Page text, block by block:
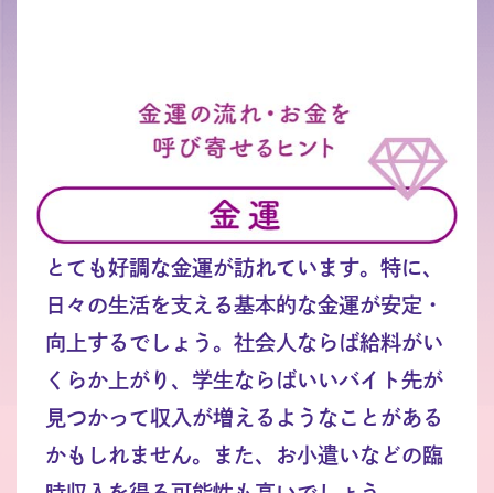
とても好調な金運が訪れています。特に、
日々の生活を支える基本的な金運が安定・
向上するでしょう。社会人ならば給料がい
くらか上がり、学生ならばいいバイト先が
見つかって収入が増えるようなことがある
かもしれません。また、お小遣いなどの臨